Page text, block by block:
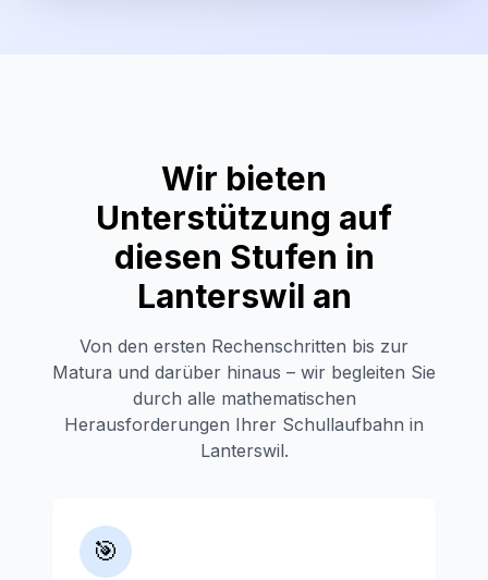
Wir bieten
Unterstützung auf
diesen Stufen in
Lanterswil an
Von den ersten Rechenschritten bis zur
Matura und darüber hinaus – wir begleiten Sie
durch alle mathematischen
Herausforderungen Ihrer Schullaufbahn in
Lanterswil.
🎯